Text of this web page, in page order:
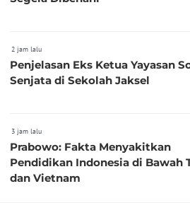
2 jam lalu
Penjelasan Eks Ketua Yayasan
Senjata di Sekolah Jaksel
3 jam lalu
Prabowo: Fakta Menyakitkan
Pendidikan Indonesia di Bawah
dan Vietnam